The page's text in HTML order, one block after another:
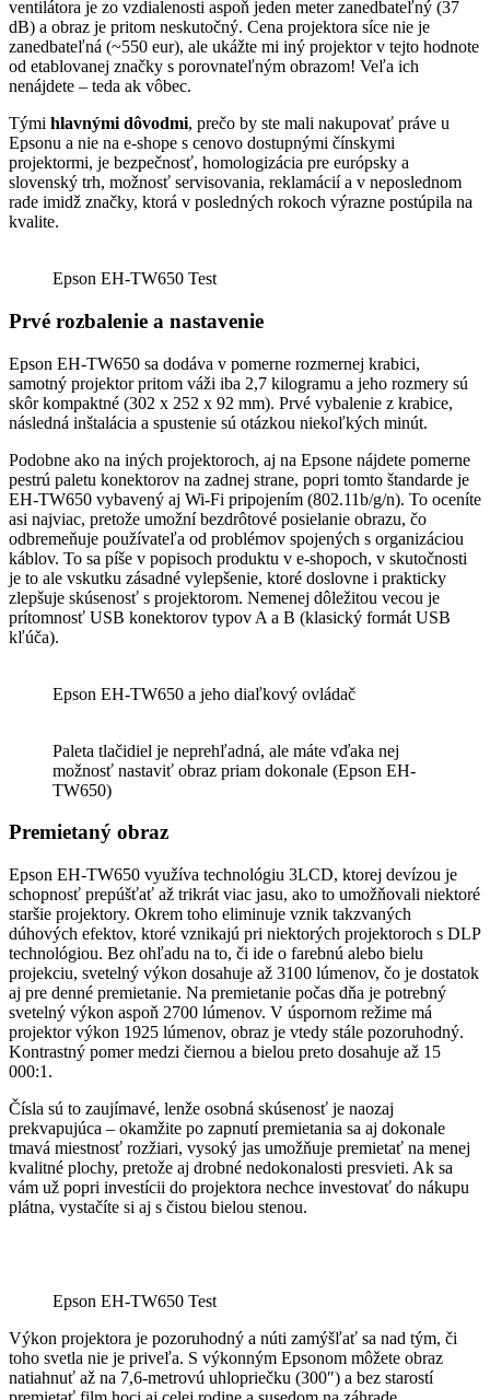
ventilátora je zo vzdialenosti aspoň jeden meter zanedbateľný (37
dB) a obraz je pritom neskutočný. Cena projektora síce nie je
zanedbateľná (~550 eur), ale ukážte mi iný projektor v tejto hodnote
od etablovanej značky s porovnateľným obrazom! Veľa ich
nenájdete – teda ak vôbec.
Tými hlavnými dôvodmi, prečo by ste mali nakupovať práve u
Epsonu a nie na e-shope s cenovo dostupnými čínskymi
projektormi, je bezpečnosť, homologizácia pre európsky a
slovenský trh, možnosť servisovania, reklamácií a v neposlednom
rade imidž značky, ktorá v posledných rokoch výrazne postúpila na
kvalite.
Epson EH-TW650 Test
Prvé rozbalenie a nastavenie
Epson EH-TW650 sa dodáva v pomerne rozmernej krabici,
samotný projektor pritom váži iba 2,7 kilogramu a jeho rozmery sú
skôr kompaktné (302‎ x 252 x 92 mm). Prvé vybalenie z krabice,
následná inštalácia a spustenie sú otázkou niekoľkých minút.
Podobne ako na iných projektoroch, aj na Epsone nájdete pomerne
pestrú paletu konektorov na zadnej strane, popri tomto štandarde je
EH-TW650 vybavený aj Wi-Fi pripojením (802.11b/g/n). To oceníte
asi najviac, pretože umožní bezdrôtové posielanie obrazu, čo
odbremeňuje používateľa od problémov spojených s organizáciou
káblov. To sa píše v popisoch produktu v e-shopoch, v skutočnosti
je to ale vskutku zásadné vylepšenie, ktoré doslovne i prakticky
zlepšuje skúsenosť s projektorom. Nemenej dôležitou vecou je
prítomnosť USB konektorov typov A a B (klasický formát USB
kľúča).
Epson EH-TW650 a jeho diaľkový ovládač
Paleta tlačidiel je neprehľadná, ale máte vďaka nej
možnosť nastaviť obraz priam dokonale (Epson EH-
TW650)
Premietaný obraz
Epson EH-TW650 využíva technológiu 3LCD, ktorej devízou je
schopnosť prepúšťať až trikrát viac jasu, ako to umožňovali niektoré
staršie projektory. Okrem toho eliminuje vznik takzvaných
dúhových efektov, ktoré vznikajú pri niektorých projektoroch s DLP
technológiou. Bez ohľadu na to, či ide o farebnú alebo bielu
projekciu, svetelný výkon dosahuje až 3100 lúmenov, čo je dostatok
aj pre denné premietanie. Na premietanie počas dňa je potrebný
svetelný výkon aspoň 2700 lúmenov. V úspornom režime má
projektor výkon 1925 lúmenov, obraz je vtedy stále pozoruhodný.
Kontrastný pomer medzi čiernou a bielou preto dosahuje až 15
000:1.
Čísla sú to zaujímavé, lenže osobná skúsenosť je naozaj
prekvapujúca – okamžite po zapnutí premietania sa aj dokonale
tmavá miestnosť rozžiari, vysoký jas umožňuje premietať na menej
kvalitné plochy, pretože aj drobné nedokonalosti presvieti. Ak sa
vám už popri investícii do projektora nechce investovať do nákupu
plátna, vystačíte si aj s čistou bielou stenou.
Epson EH-TW650 Test
Výkon projektora je pozoruhodný a núti zamýšľať sa nad tým, či
toho svetla nie je priveľa. S výkonným Epsonom môžete obraz
natiahnuť až na 7,6-metrovú uhlopriečku (300″) a bez starostí